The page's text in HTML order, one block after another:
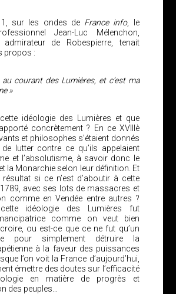
sur les ondes de France info, le
Jean-Luc Mélenchon,
de Robespierre, tenait
propos :
au courant des Lumières, et c’est ma
»
idéologie des Lumières et que
concrètement ? En ce XVIIIè
et philosophes s’étaient donnés
lutter contre ce qu’ils appelaient
et l’absolutisme, à savoir donc le
la Monarchie selon leur définition. Et
si ce n’est d’aboutir à cette
avec ses lots de massacres et
comme en Vendée entre autres ?
idéologie des Lumières fut
comme on veut bien
ou est-ce que ce ne fut qu’un
pour simplement détruire la
à la faveur des puissances
l’on voit la France d’aujourd’hui,
émettre des doutes sur l’efficacité
en matière de progrès et
des peuples…